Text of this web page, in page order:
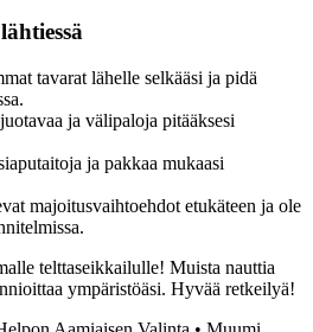
tavarat lähelle selkääsi ja pidä
ja välipaloja pitääksesi
ja pakkaa mukaasi
majoitusvaihtoehdot etukäteen ja ole
telttaseikkailulle! Muista nauttia
ympäristöäsi. Hyvää retkeilyä!